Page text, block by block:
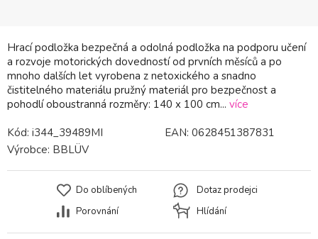
Hrací podložka bezpečná a odolná podložka na podporu učení
a rozvoje motorických dovedností od prvních měsíců a po
mnoho dalších let vyrobena z netoxického a snadno
čistitelného materiálu pružný materiál pro bezpečnost a
pohodlí oboustranná rozměry: 140 x 100 cm... více
Kód: i344_39489MI EAN: 0628451387831
Výrobce: BBLÜV
Do oblíbených
Porovnání
Dotaz prodejci
Hlídání